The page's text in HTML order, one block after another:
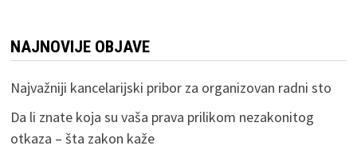
NAJNOVIJE OBJAVE
Najvažniji kancelarijski pribor za organizovan radni sto
Da li znate koja su vaša prava prilikom nezakonitog
otkaza – šta zakon kaže